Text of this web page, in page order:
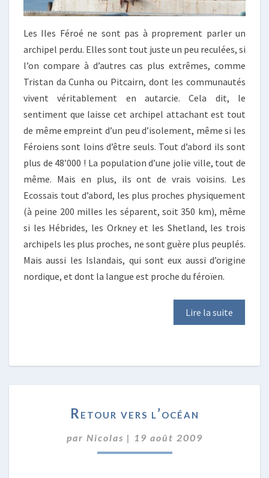
Les Iles Féroé ne sont pas à proprement parler un
archipel perdu. Elles sont tout juste un peu reculées, si
l’on compare à d’autres cas plus extrêmes, comme
Tristan da Cunha ou Pitcairn, dont les communautés
vivent véritablement en autarcie. Cela dit, le
sentiment que laisse cet archipel attachant est tout
de même empreint d’un peu d’isolement, même si les
Féroiens sont loins d’être seuls. Tout d’abord ils sont
plus de 48’000 ! La population d’une jolie ville, tout de
même. Mais en plus, ils ont de vrais voisins. Les
Ecossais tout d’abord, les plus proches physiquement
(à peine 200 milles les séparent, soit 350 km), même
si les Hébrides, les Orkney et les Shetland, les trois
archipels les plus proches, ne sont guère plus peuplés.
Mais aussi les Islandais, qui sont eux aussi d’origine
nordique, et dont la langue est proche du féroïen.
Lire la suite
VERS
Retour vers l’océan
par Nicolas | 19 août 2009